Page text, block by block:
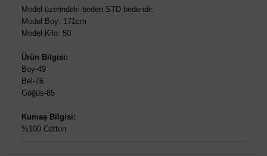
Model üzerindeki beden STD bedendir.
Model Boy: 171cm
Model Kilo: 50
Ürün Bilgisi:
Boy-49
Bel-76
Göğüs-85
Kumaş Bilgisi:
%100 Cotton